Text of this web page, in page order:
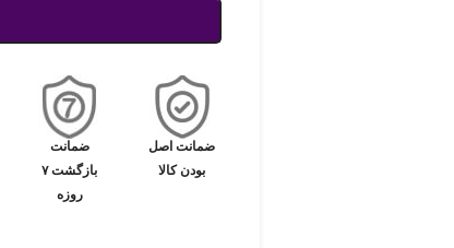
ضمانت اصل
بودن کالا
ضمانت
بازگشت ۷
روزه